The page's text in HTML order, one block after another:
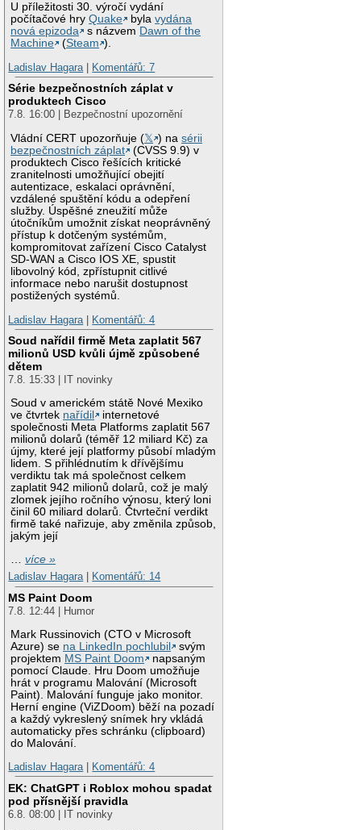
U příležitosti 30. výročí vydání
počítačové hryQuake bylavydána
nová epizoda
s názvem Dawn of the
Machine
(Steam ).
Ladislav Hagara
Komentářů: 7
Série bezpečnostních záplat v
produktech Cisco
7.8. 16:00 | Bezpečnostní upozornění
Vládní CERT upozorňuje (𝕏 ) nasérii
bezpečnostních záplat
(CVSS 9.9) v
produktech Cisco řešících kritické
zranitelnosti umožňující obejití
autentizace, eskalaci oprávnění,
vzdálené spuštění kódu a odepření
služby. Úspěšné zneužití může
útočníkům umožnit získat neoprávněný
přístup k dotčeným systémům,
kompromitovat zařízení Cisco Catalyst
SD-WAN a Cisco IOS XE, spustit
libovolný kód, zpřístupnit citlivé
informace nebo narušit dostupnost
postižených systémů.
Ladislav Hagara
Komentářů: 4
Soud nařídil firmě Meta zaplatit 567
milionů USD kvůli újmě způsobené
dětem
7.8. 15:33 | IT novinky
Soud v americkém státě Nové Mexiko
ve čtvrtek nařídil
internetové
společnosti Meta Platforms zaplatit 567
milionů dolarů (téměř 12 miliard Kč) za
újmy, které její platformy působí mladým
lidem. S přihlédnutím k dřívějšímu
verdiktu tak má společnost celkem
zaplatit 942 milionů dolarů, což je malý
zlomek jejího ročního výnosu, který loni
činil 60 miliard dolarů. Čtvrteční verdikt
firmě také nařizuje, aby změnila způsob,
jakým její
…více »
Ladislav Hagara| Komentářů: 14
MS Paint Doom
7.8. 12:44 | Humor
Mark Russinovich (CTO v Microsoft
Azure) se na LinkedIn pochlubil
svým
projektem MS Paint Doom
napsaným
pomocí Claude. Hru Doom umožňuje
hrát v programu Malování (Microsoft
Paint). Malování funguje jako monitor.
Herní engine (ViZDoom) běží na pozadí
a každý vykreslený snímek hry vkládá
automaticky přes schránku (clipboard)
do Malování.
Ladislav Hagara| Komentářů: 4
EK: ChatGPT i Roblox mohou spadat
pod přísnější pravidla
6.8. 08:00 | IT novinky